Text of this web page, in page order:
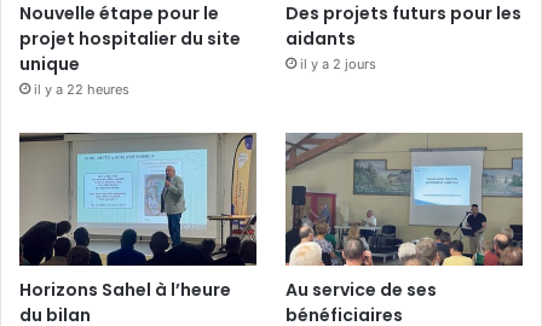
Nouvelle étape pour le
projet hospitalier du site
unique
il y a 22 heures
Des projets futurs pour les
aidants
il y a 2 jours
Horizons Sahel à l’heure
du bilan
Au service de ses
bénéficiaires